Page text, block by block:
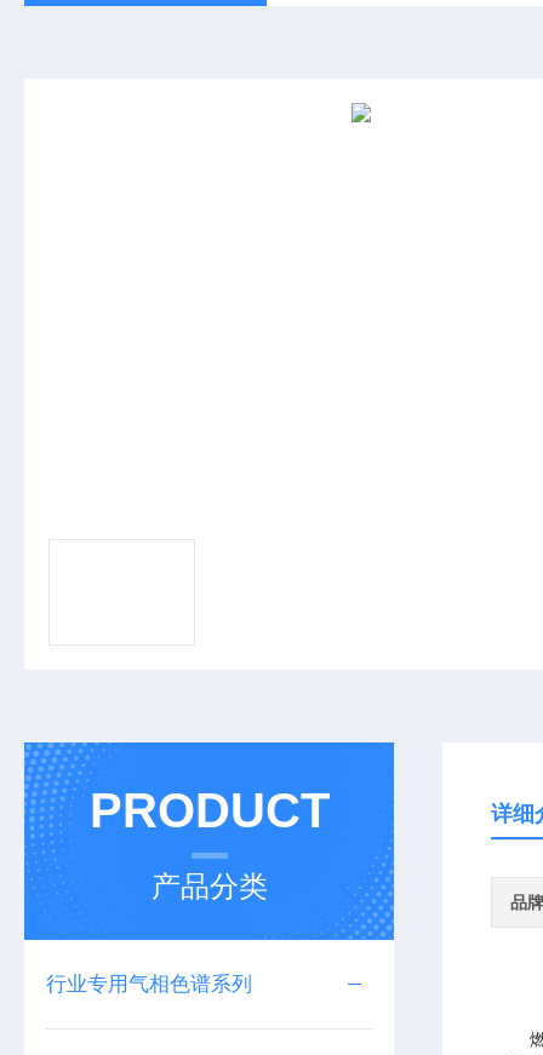
PRODUCT
产品分类
行业专用气相色谱系列
详细
品牌